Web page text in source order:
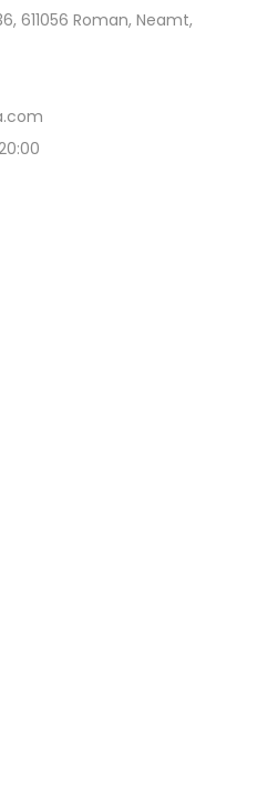
611056 Roman, Neamt,